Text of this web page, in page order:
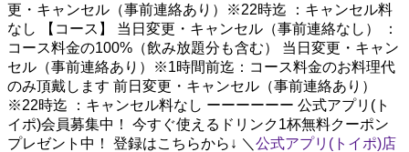
更・キャンセル（事前連絡あり）※22時迄 ：キャンセル料
なし 【コース】 当日変更・キャンセル（事前連絡なし） ：
コース料金の100%（飲み放題分も含む） 当日変更・キャン
セル（事前連絡あり）※1時間前迄：コース料金のお料理代
のみ頂戴します 前日変更・キャンセル（事前連絡あり）
※22時迄 ：キャンセル料なし ーーーーーー 公式アプリ(ト
イポ)会員募集中！ 今すぐ使えるドリンク1杯無料クーポン
プレゼント中！ 登録はこちらから↓ ＼ 公式アプリ(トイポ)店